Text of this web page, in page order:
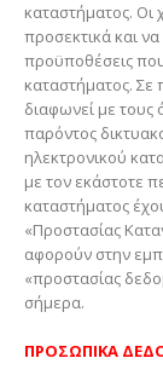
καταστήματος. Οι
προσεκτικά και
προϋποθέσεις
καταστήματος.
διαφωνεί με τους
παρόντος
ηλεκτρονικού
με τον εκάστοτε
καταστήματος
«Προστασίας
αφορούν στην
«προστασίας
σήμερα.
ΠΡΟΣΩΠΙΚΑ